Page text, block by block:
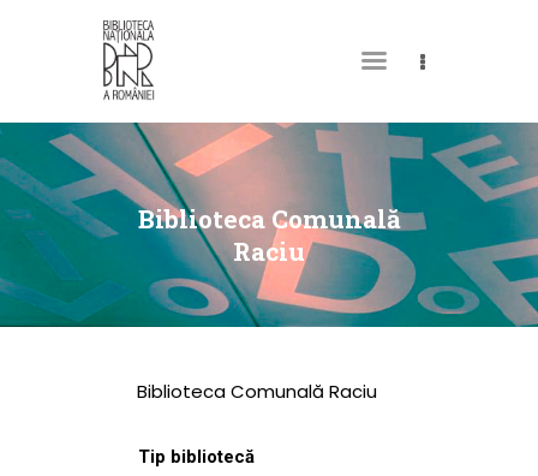
Biblioteca Comunală
Raciu
DESPRE NOI
PERMISUL MEU DE
BIBLIOTECĂ
CATALOAGE ȘI
COLECȚII
CULTURALE
Biblioteca Comunală Raciu
Tip bibliotecă